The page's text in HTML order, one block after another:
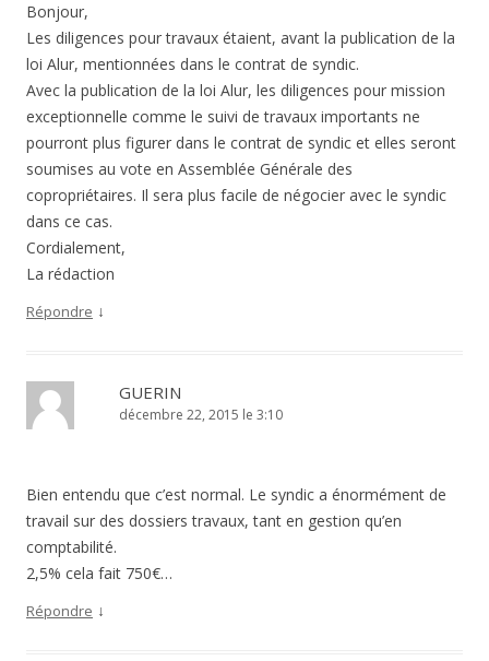
Bonjour,
Les diligences pour travaux étaient, avant la publication de la
loi Alur, mentionnées dans le contrat de syndic.
Avec la publication de la loi Alur, les diligences pour mission
exceptionnelle comme le suivi de travaux importants ne
pourront plus figurer dans le contrat de syndic et elles seront
soumises au vote en Assemblée Générale des
copropriétaires. Il sera plus facile de négocier avec le syndic
dans ce cas.
Cordialement,
La rédaction
Répondre ↓
GUERIN
décembre 22, 2015 le 3:10
Bien entendu que c’est normal. Le syndic a énormément de
travail sur des dossiers travaux, tant en gestion qu’en
comptabilité.
2,5% cela fait 750€…
Répondre ↓